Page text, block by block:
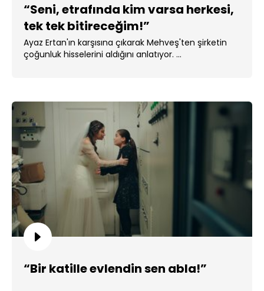
“Seni, etrafında kim varsa herkesi,
tek tek bitireceğim!”
Ayaz Ertan'ın karşısına çıkarak Mehveş'ten şirketin
çoğunluk hisselerini aldığını anlatıyor. ...
“Bir katille evlendin sen abla!”